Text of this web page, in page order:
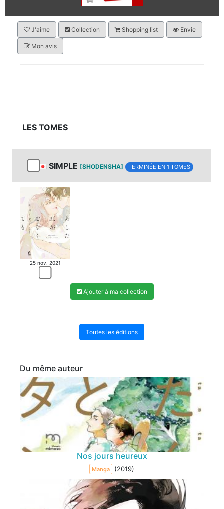
J'aime Collection Shopping list Envie
Mon avis
LES TOMES
SIMPLE [SHODENSHA] TERMINÉE EN 1 TOMES
25 nov. 2021
Ajouter à ma collection
Toutes les éditions
Du même auteur
Nos jours heureux
Manga (2019)